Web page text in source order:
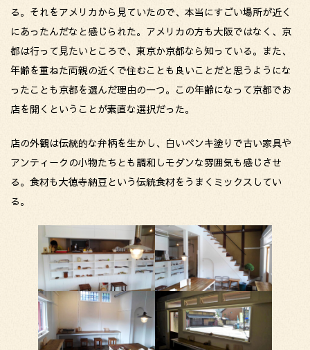
る。それをアメリカから見ていたので、本当にすごい場所が近く
にあったんだなと感じられた。アメリカの方も大阪ではなく、京
都は行って見たいところで、東京か京都なら知っている。また、
年齢を重ねた両親の近くで住むことも良いことだと思うようにな
ったことも京都を選んだ理由の一つ。この年齢になって京都でお
店を開くということが素直な選択だった。
店の外観は伝統的な弁柄を生かし、白いペンキ塗りで古い家具や
アンティークの小物たちとも調和しモダンな雰囲気も感じさせ
る。食材も大徳寺納豆という伝統食材をうまくミックスしてい
る。